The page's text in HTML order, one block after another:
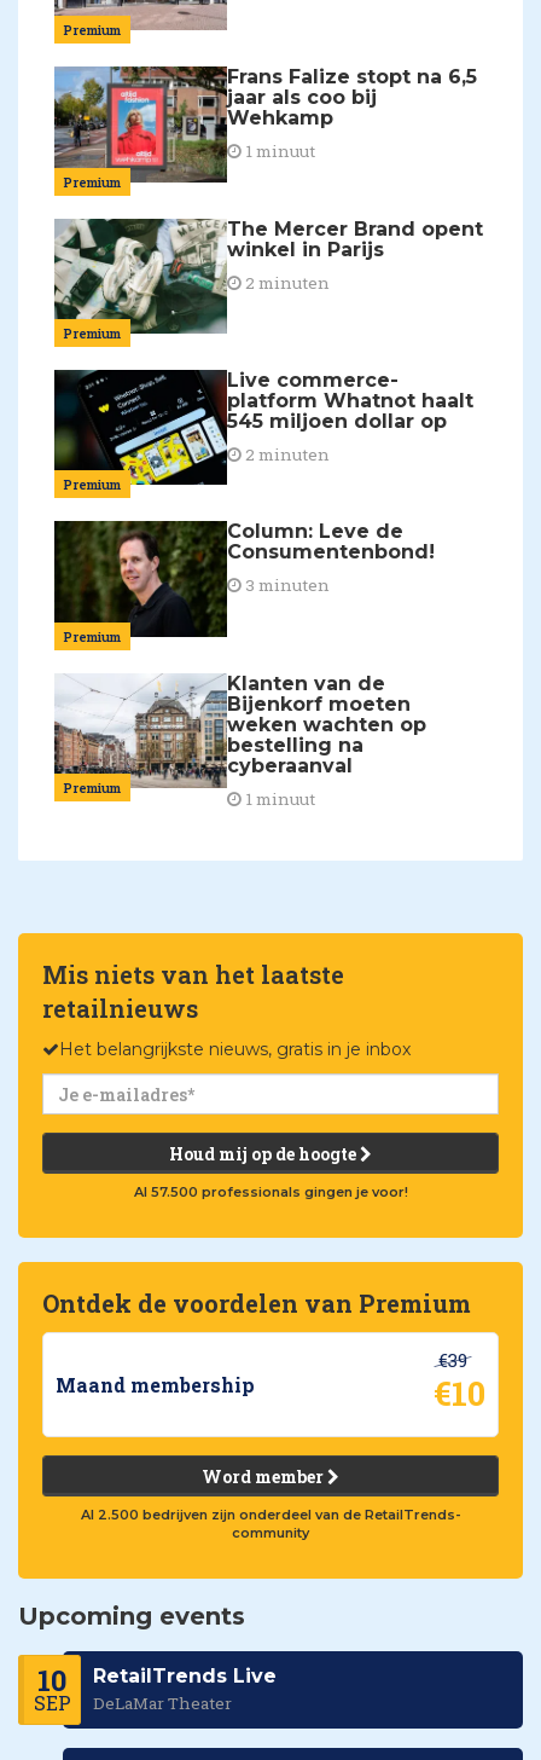
Premium
Premium
Frans Falize stopt na 6,5
jaar als coo bij
Wehkamp
1 minuut
Premium
The Mercer Brand opent
winkel in Parijs
2 minuten
Premium
Live commerce-
platform Whatnot haalt
545 miljoen dollar op
2 minuten
Premium
Column: Leve de
Consumentenbond!
3 minuten
Premium
Klanten van de
Bijenkorf moeten
weken wachten op
bestelling na
cyberaanval
1 minuut
Mis niets van het laatste
retailnieuws
Het belangrijkste nieuws, gratis in je inbox
Houd mij op de hoogte
Al 57.500 professionals gingen je voor!
Ontdek de voordelen van Premium
Maand membership
€39
€10
Word member
Al 2.500 bedrijven zijn onderdeel van de RetailTrends-
community
Upcoming events
10
SEP
RetailTrends Live
DeLaMar Theater